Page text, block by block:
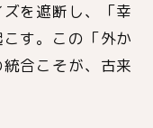
を遮断し、「幸
す。この「外か
合こそが、古来